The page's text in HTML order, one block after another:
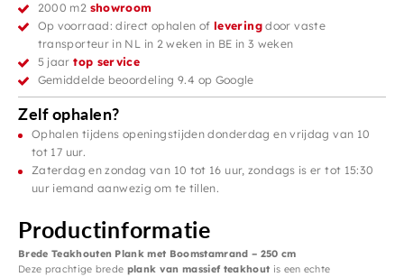
2000 m2 showroom
Op voorraad: direct ophalen ofleveringdoor vaste
transporteur in NL in 2 weken in BE in 3 weken
5 jaartop service
Gemiddelde beoordeling 9.4 op Google
Zelf ophalen?
Ophalen tijdens openingstijden donderdag en vrijdag van 10
tot 17 uur.
Zaterdag en zondag van 10 tot 16 uur, zondags is er tot 15:30
uur iemand aanwezig om te tillen.
Productinformatie
Brede Teakhouten Plank met Boomstamrand – 250 cm
Deze prachtige brede plank van massief teakhout is een echte